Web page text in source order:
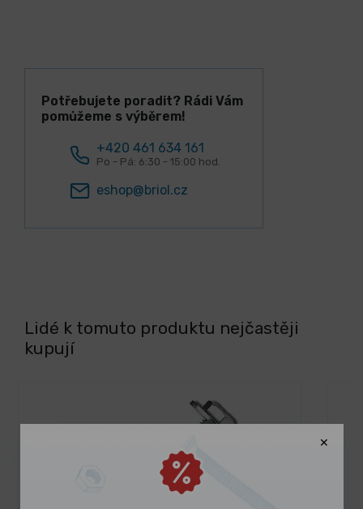
Potřebujete poradit? Rádi Vám
pomůžeme s výběrem!
+420 461 634 161
Po - Pá: 6:30 - 15:00 hod.
eshop@briol.cz
Lidé k tomuto produktu nejčastěji
kupují